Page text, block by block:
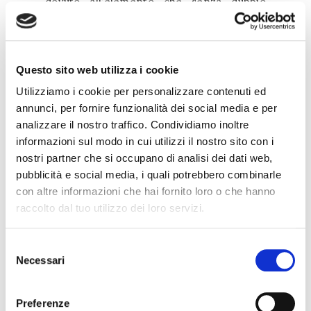
Questo sito web utilizza i cookie
Utilizziamo i cookie per personalizzare contenuti ed
annunci, per fornire funzionalità dei social media e per
analizzare il nostro traffico. Condividiamo inoltre
informazioni sul modo in cui utilizzi il nostro sito con i
nostri partner che si occupano di analisi dei dati web,
pubblicità e social media, i quali potrebbero combinarle
con altre informazioni che hai fornito loro o che hanno
raccolto dal tuo utilizzo dei loro servizi.
delNecessari
Preferenze
caratterizza maggiormente la zona e il
sito.
L’acqua che sgorga da Fontana di Trevi,
dell’Acquedotto Vergine(di cui gli scavi
hanno riportato in luce un imponente
serbatoio di distribuzione, il
castellum
aquae) è l’acqua che, filtrando attraverso
le antiche murature dell’area
archeologica, continua ad alimentare le
tubazioni in piombo e le vasche di una
Le strutture murarie rinvenute, infatti,
caratterizzate dalla cortina in opus
circa otto metri, si riferiscono ad un’insula,